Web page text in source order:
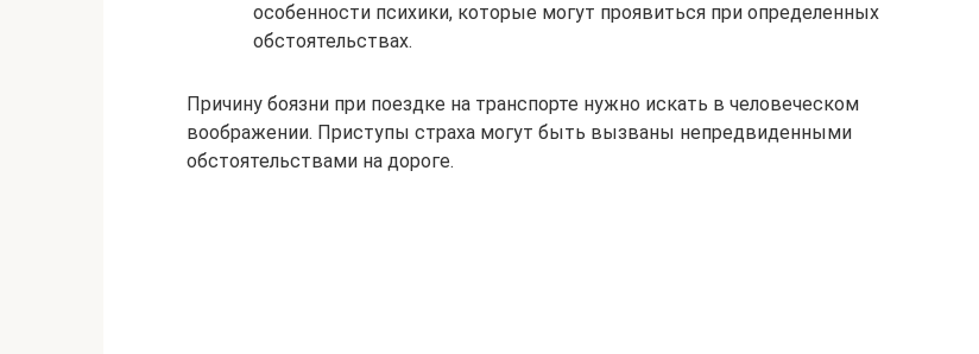
особенности психики, которые могут проявиться при определенных
обстоятельствах.
Причину боязни при поездке на транспорте нужно искать в человеческом
воображении. Приступы страха могут быть вызваны непредвиденными
обстоятельствами на дороге.